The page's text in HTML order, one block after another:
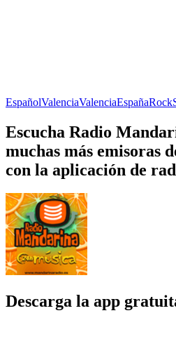
EspañolValenciaValenciaEspañaRock
Escucha Radio
muchas más emisoras
con la aplicación de
Descarga la app